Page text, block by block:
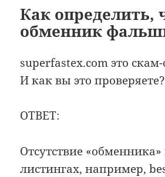
Как определить,
обменник
superfastex.com это
И как вы это проверяете?
ОТВЕТ:
Отсутствие
листингах, например,